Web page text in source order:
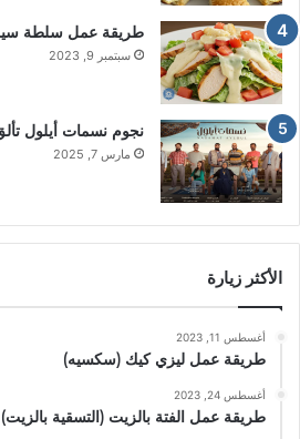
طريقة عمل سلطة
سبتمبر 9, 2023
نجوم نسمات أيلول
مارس 7, 2025
الأكثر زيارة
أغسطس 11, 2023
طريقة عمل ليزي كيك (سكسيه)
أغسطس 24, 2023
طريقة عمل الفتة بالزيت (التسقية بالزيت)